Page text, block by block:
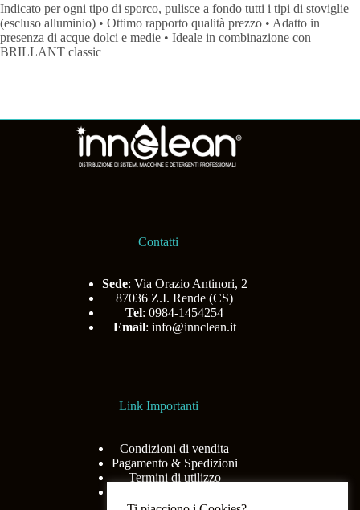
Indicato per ogni tipo di sporco, pulisce a fondo tutti i tipi di stoviglie
(escluso alluminio) • Ottimo rapporto qualità prezzo • Adatto in
presenza di acque dolci e medie • Ideale in combinazione con
BRILLANT classic
Contatti
Sede: Via Orazio Antinori, 2
87036 Z.I. Rende (CS)
Tel: 0984-1454254
Email: info@innclean.it
Link Importanti
Condizioni di vendita
Pagamento & Spedizioni
Termini di utilizzo